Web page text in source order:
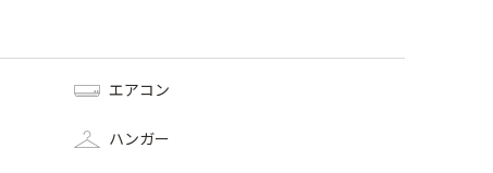
エアコン
ハンガー